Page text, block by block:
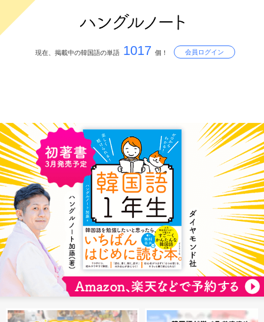
現在、掲載中の韓国語の単語 1017 個！ 会員ログイン